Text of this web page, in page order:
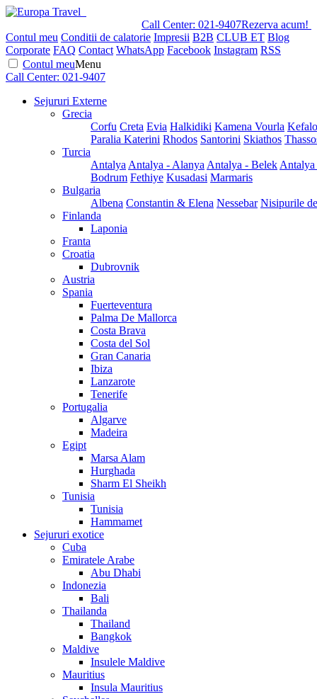
Call Center: 021-9407Rezerva acum!
Contul meu Conditii de calatorie Impresii B2B CLUB ET Blog
Corporate FAQ Contact WhatsApp Facebook Instagram RSS
Contul meuMenu
Call Center: 021-9407
Sejururi Externe
Grecia
Corfu Creta Evia Halkidiki Kamena Vourla
Paralia Katerini Rhodos Santorini Skiathos
Turcia
Antalya Antalya - Alanya Antalya - Belek
Bodrum Fethiye Kusadasi Marmaris
Bulgaria
Albena Constantin & Elena Nessebar Nisipurile
Finlanda
Laponia
Franta
Croatia
Dubrovnik
Austria
Spania
Fuerteventura
Palma De Mallorca
Costa Brava
Costa del Sol
Gran Canaria
Ibiza
Lanzarote
Tenerife
Portugalia
Algarve
Madeira
Egipt
Marsa Alam
Hurghada
Sharm El Sheikh
Tunisia
Tunisia
Hammamet
Sejururi exotice
Cuba
Emiratele Arabe
Abu Dhabi
Indonezia
Bali
Thailanda
Thailand
Bangkok
Maldive
Insulele Maldive
Mauritius
Insula Mauritius